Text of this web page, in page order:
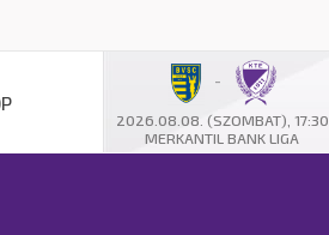
-
2026.08.08. (SZOMBAT), 17:30
MERKANTIL BANK LIGA